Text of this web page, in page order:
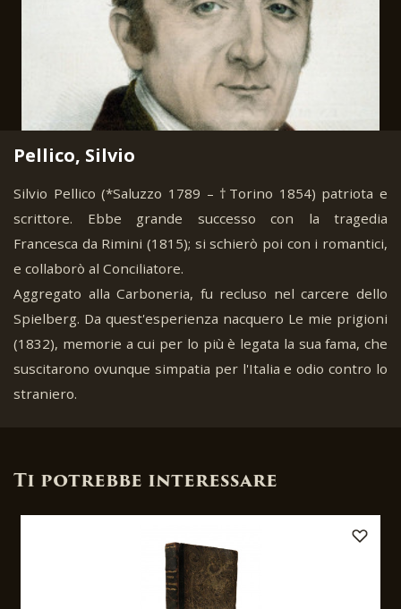
Pellico, Silvio
Silvio Pellico (*Saluzzo 1789 – †Torino 1854) patriota e
scrittore. Ebbe grande successo con la tragedia
Francesca da Rimini (1815); si schierò poi con i romantici,
e collaborò al Conciliatore.
Aggregato alla Carboneria, fu recluso nel carcere dello
Spielberg. Da quest'esperienza nacquero Le mie prigioni
(1832), memorie a cui per lo più è legata la sua fama, che
suscitarono ovunque simpatia per l'Italia e odio contro lo
straniero.
Ti potrebbe interessare